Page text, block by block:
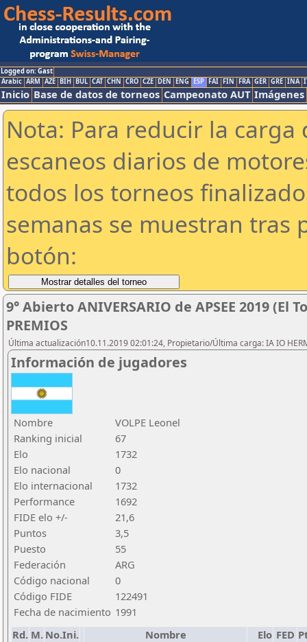
Logged on: Gast
Arabic ARM AZE BIH BUL CAT CHN CRO CZE DEN ENG ESP FAI FIN FRA GER GRE INA
Inicio Base de datos de torneos Campeonato AUT Imágenes
Nota: Para reducir la
escaneos diarios de
todos los torneos
semanas se muestran tras
botón:
9° Abierto ANIVERSARIO de APSEE 2019 (El
PREMIOS
Última actualización10.11.2019 02:01:24, Propietario/Última carga: IA IO
Información de jugadores
Nombre
VOLPE Leonel
Ranking inicial
67
Elo
1732
Elo nacional
0
Elo internacional
1732
Performance
1692
FIDE elo +/-
21,6
Puntos
3,5
Puesto
55
Federación
ARG
Código nacional
0
Código FIDE
122491
Fecha de nacimiento 1991
Rd. M. No.Ini. Nombre Elo FED